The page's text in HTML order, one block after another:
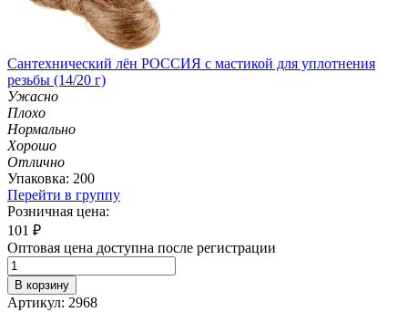
Сантехнический лён РОССИЯ с мастикой для уплотнения
резьбы (14/20 г)
Ужасно
Плохо
Нормально
Хорошо
Отлично
Упаковка: 200
Перейти в группу
Розничная цена:
101 ₽
Оптовая цена доступна после регистрации
В корзину
Артикул: 2968